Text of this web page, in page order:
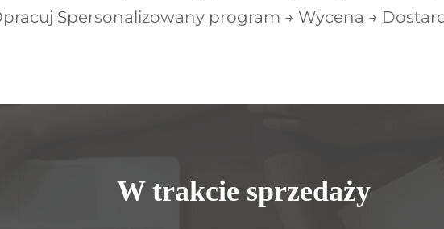
Spersonalizowany program → Wycena →
W trakcie sprzedaży